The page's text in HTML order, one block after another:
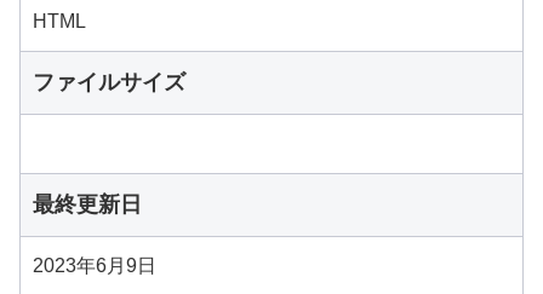
HTML
ファイルサイズ
最終更新日
2023年6月9日